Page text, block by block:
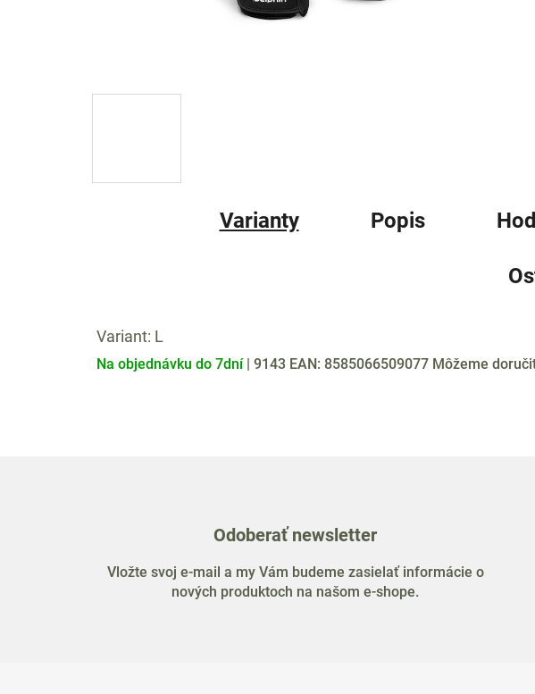
Varianty Popis
Variant: L
Na objednávku do 7dní | 9143 EAN: 8585066509077 Môžeme
Odoberať newsletter
Vložte svoj e-mail a my Vám budeme zasielať informácie o
nových produktoch na našom e-shope.